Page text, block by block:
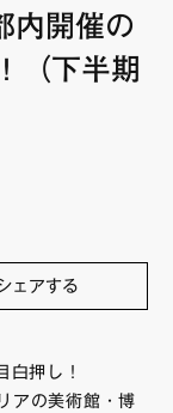
内開催の
（下半期
ェアする
押し！
アの美術館・博